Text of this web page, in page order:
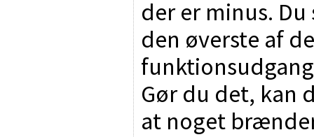
der er minus.
den øverste af
Gør du det, kan
at noget